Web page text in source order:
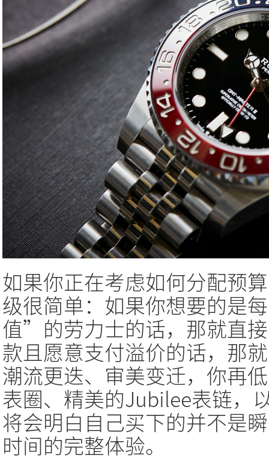
如果你正在考虑如何分配预
级很简单：如果你想要的是
值”的劳力士的话，那就直
款且愿意支付溢价的话，那
潮流更迭、审美变迁，你再
表圈、精美的Jubilee表链
将会明白自己买下的并不是
时间的完整体验。